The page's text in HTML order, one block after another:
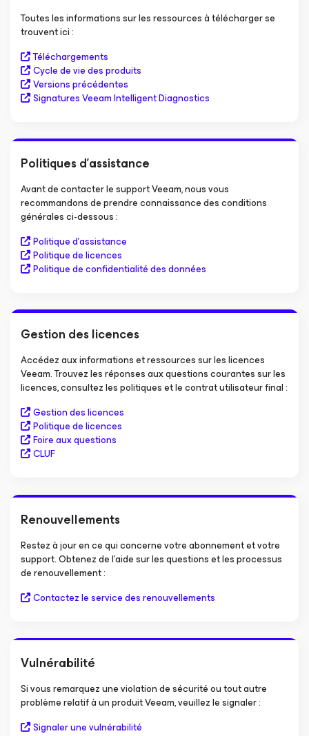
Toutes les informations sur les ressources à télécharger se
trouvent ici :
Téléchargements
Cycle de vie des produits
Versions précédentes
Signatures Veeam Intelligent Diagnostics
Politiques d’assistance
Avant de contacter le support Veeam, nous vous
recommandons de prendre connaissance des conditions
générales ci-dessous :
Politique d’assistance
Politique de licences
Politique de confidentialité des données
Gestion des licences
Accédez aux informations et ressources sur les licences
Veeam. Trouvez les réponses aux questions courantes sur les
licences, consultez les politiques et le contrat utilisateur final :
Gestion des licences
Politique de licences
Foire aux questions
CLUF
Renouvellements
Restez à jour en ce qui concerne votre abonnement et votre
support. Obtenez de l’aide sur les questions et les processus
de renouvellement :
Contactez le service des renouvellements
Vulnérabilité
Si vous remarquez une violation de sécurité ou tout autre
problème relatif à un produit Veeam, veuillez le signaler :
Signaler une vulnérabilité